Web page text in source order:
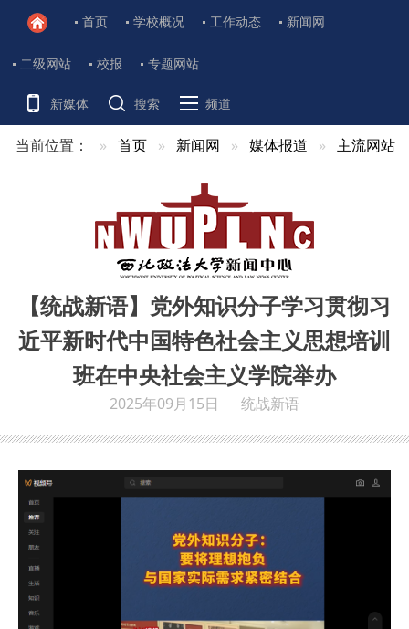
首页 学校概况 工作动态 新闻网
二级网站 校报 专题网站
新媒体 搜索 频道
当前位置： 首页 新闻网 媒体报道 主流网站
【统战新语】党外知识分子学习贯彻习
近平新时代中国特色社会主义思想培训
班在中央社会主义学院举办
2025年09月15日 统战新语